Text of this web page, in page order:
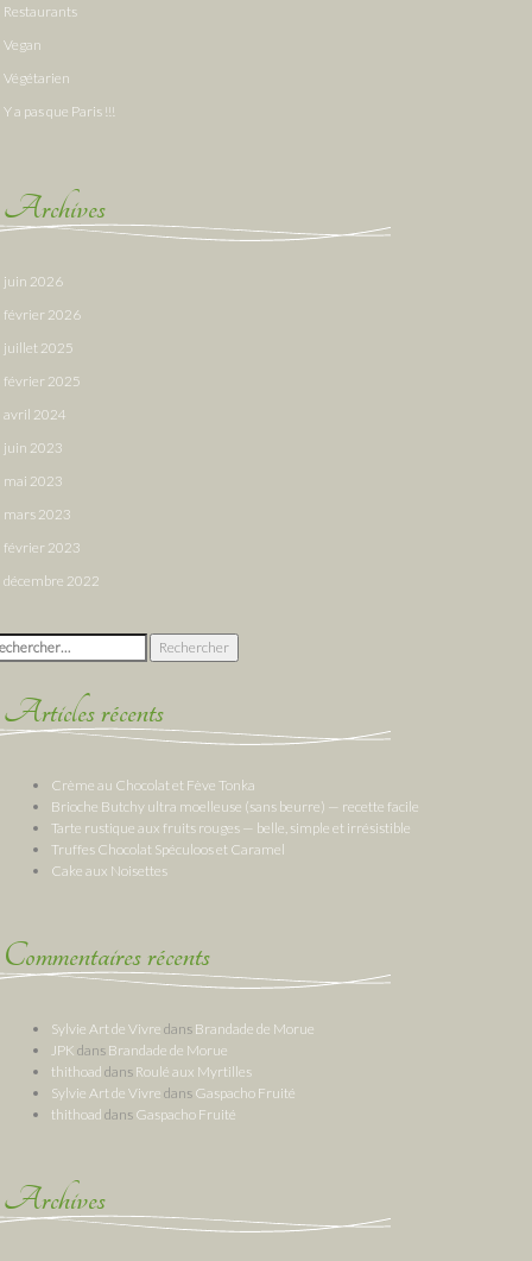
Restaurants
Vegan
Végétarien
Y a pas que Paris !!!
Archives
juin 2026
février 2026
juillet 2025
février 2025
avril 2024
juin 2023
mai 2023
mars 2023
février 2023
décembre 2022
:
Articles récents
Crème au Chocolat et Fève Tonka
Brioche Butchy ultra moelleuse (sans beurre) — recette facile
Tarte rustique aux fruits rouges — belle, simple et irrésistible
Truffes Chocolat Spéculoos et Caramel
Cake aux Noisettes
Commentaires récents
Sylvie Art de Vivre dans Brandade de Morue
JPK dans Brandade de Morue
thithoad dans Roulé aux Myrtilles
Sylvie Art de Vivre dans Gaspacho Fruité
thithoad dans Gaspacho Fruité
Archives